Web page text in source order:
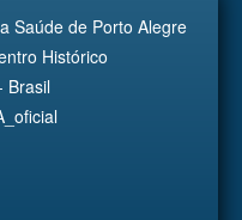
Saúde de Porto Alegre
Histórico
Brasil